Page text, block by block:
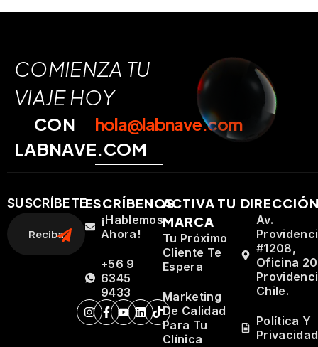
COMIENZA TU
VIAJE HOY
CON
LABNAVE.COM
hola@labnave.com
SUSCRÍBETEESCRÍBENOS
¡Hablemos
Ahora!
+56 9
6345
9433
ACTIVA TU
MARCA
Tu Próximo
Cliente Te
Espera
Marketing
De Calidad
Para Tu
Clínica
Av.
#1208,
Oficina
Chile.
Política Y
Privacidad